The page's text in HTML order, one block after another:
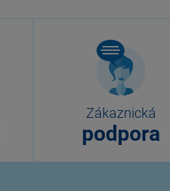
Zákaznická
podpora